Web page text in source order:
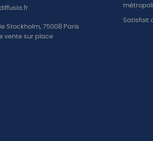
Stockholm, 75008 Paris
vente sur place
Satisfait